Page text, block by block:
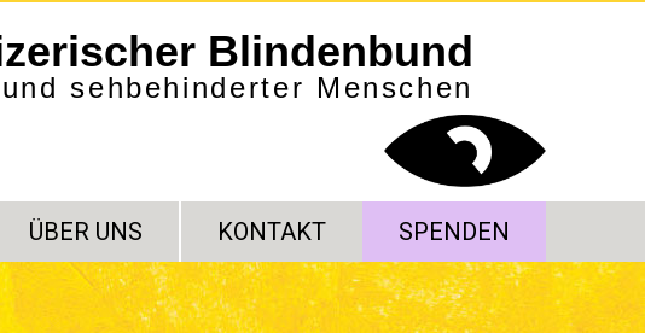
Blindenbund
sehbehinderter Menschen
ÜBER UNS KONTAKT SPENDEN